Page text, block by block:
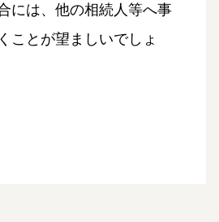
には、他の相続人等へ事
ことが望ましいでしょ